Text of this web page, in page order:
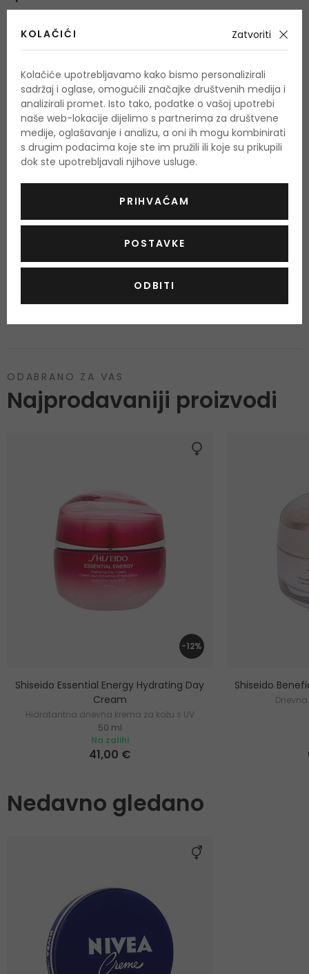
Nanesite na kožu i rasporedite po potrebi.
Količina: 75 ml
Water, Mineral Oil, Petrolatum, Glycerin, Microcrystalline Wax,
Lanolin Alcohol, Paraffin, Magnesium Sulfate, Decyl Oleate,
Octyldodecanol, Aluminum Stearates, Fragrance, Panthenol,
Popis sastojaka se može promijeniti. Savjetuje se da uvijek
provjerite popis sastojaka navedenih na kupljenom
Njega i regeneracija
ODABRANO ZA VAS
Najprodavaniji proizvodi
-12%
Shiseido Essential Energy Hydrating Day
Cream
Hidratantna dnevna krema za kožu s UV
zaštitom
50 ml
Na zalihi
41,00 €
Shiseido
Nedavno gledano
KOLAČIĆI Zatvoriti
Kolačiće upotrebljavamo kako bismo personalizirali
sadržaj i oglase, omogućili značajke društvenih medija i
analizirali promet. Isto tako, podatke o vašoj upotrebi
naše web-lokacije dijelimo s partnerima za društvene
medije, oglašavanje i analizu, a oni ih mogu kombinirati
s drugim podacima koje ste im pružili ili koje su prikupili
dok ste upotrebljavali njihove usluge.
PRIHVAĆAM
POSTAVKE
ODBITI